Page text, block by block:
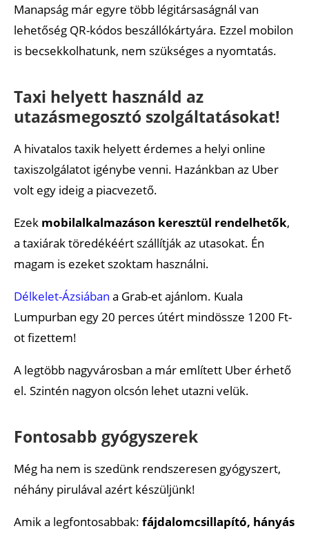
Manapság már egyre több légitársaságnál van
lehetőség QR-kódos beszállókártyára. Ezzel mobilon
is becsekkolhatunk, nem szükséges a nyomtatás.
Taxi helyett használd az
utazásmegosztó szolgáltatásokat!
A hivatalos taxik helyett érdemes a helyi online
taxiszolgálatot igénybe venni. Hazánkban az Uber
volt egy ideig a piacvezető.
Ezek mobilalkalmazáson keresztül rendelhetők,
a taxiárak töredékéért szállítják az utasokat. Én
magam is ezeket szoktam használni.
Délkelet-Ázsiában a Grab-et ajánlom. Kuala
Lumpurban egy 20 perces útért mindössze 1200 Ft-
ot fizettem!
A legtöbb nagyvárosban a már említett Uber érhető
el. Szintén nagyon olcsón lehet utazni velük.
Fontosabb gyógyszerek
Még ha nem is szedünk rendszeresen gyógyszert,
néhány pirulával azért készüljünk!
Amik a legfontosabbak: fájdalomcsillapító, hányás